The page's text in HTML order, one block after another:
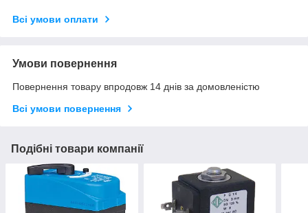
Всі умови оплати
Умови повернення
Повернення товару впродовж 14 днів за домовленістю
Всі умови повернення
Подібні товари компанії